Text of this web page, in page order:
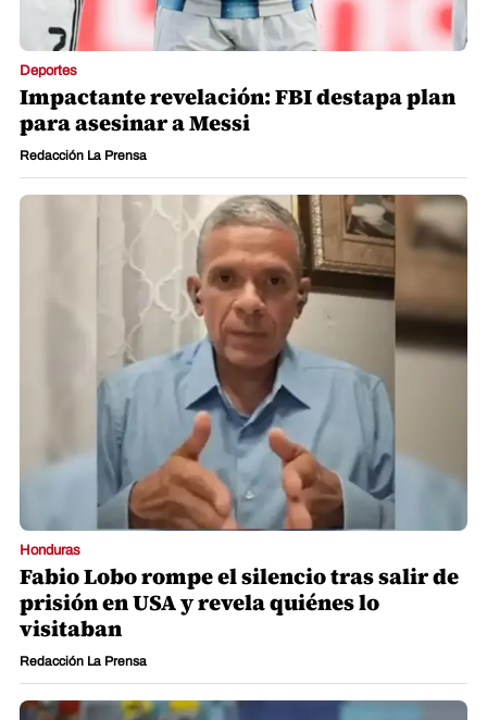
Deportes
Impactante revelación: FBI destapa plan
para asesinar a Messi
Redacción La Prensa
Honduras
Fabio Lobo rompe el silencio tras salir de
prisión en USA y revela quiénes lo
visitaban
Redacción La Prensa